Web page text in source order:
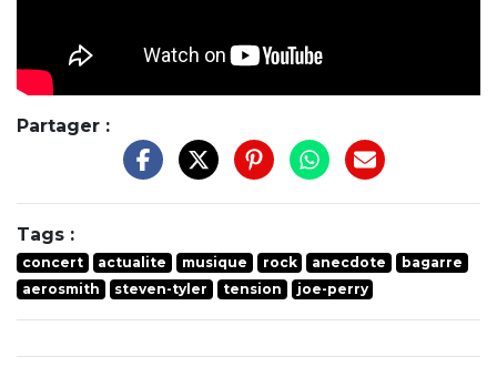
Partager :
Tags :
concert actualite musique rock anecdote
bagarre
aerosmith
steven-tyler tension joe-perry